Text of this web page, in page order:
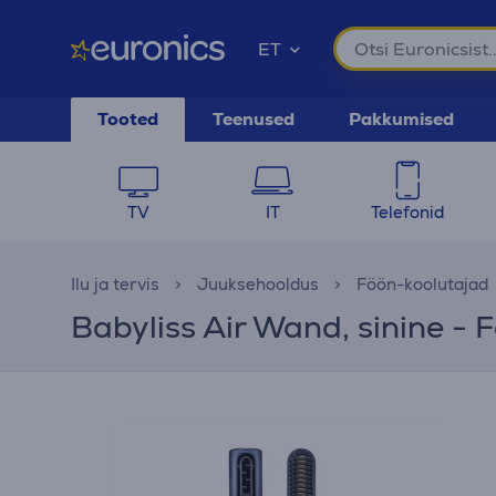
ET
Tooted Teenused Pakkumised
TV IT Telefonid
Ilu ja tervis Juuksehooldus Föön-koolutajad
Babyliss Air Wand, sinine -